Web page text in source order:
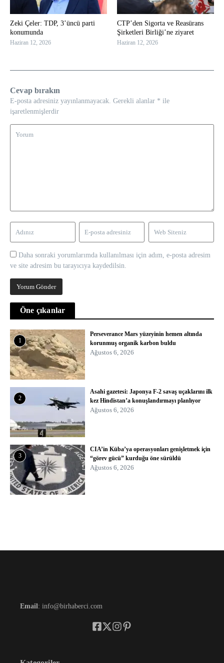
Zeki Çeler: TDP, 3’üncü parti
konumunda
Haziran 12, 2026
CTP’den Sigorta ve Reasürans
Şirketleri Birliği’ne ziyaret
Haziran 12, 2026
Cevap bırakın
E-posta adresiniz yayınlanmayacak. Gerekli alanlar * ile
işaretlenmişlerdir
Daha sonraki yorumlarımda kullanılması için adım, e-posta adresim
ve site adresim bu tarayıcıya kaydedilsin.
Öne çıkanlar
1
Perseverance Mars yüzeyinin hemen altında
korunmuş organik karbon buldu
Ağustos 6, 2026
2
Asahi gazetesi: Japonya F-2 savaş uçaklarını ilk
kez Hindistan’a konuşlandırmayı planlıyor
Ağustos 6, 2026
3
CIA’in Küba’ya operasyonları genişletmek için
“görev gücü” kurduğu öne sürüldü
Ağustos 6, 2026
Email : info@birhaberci.com